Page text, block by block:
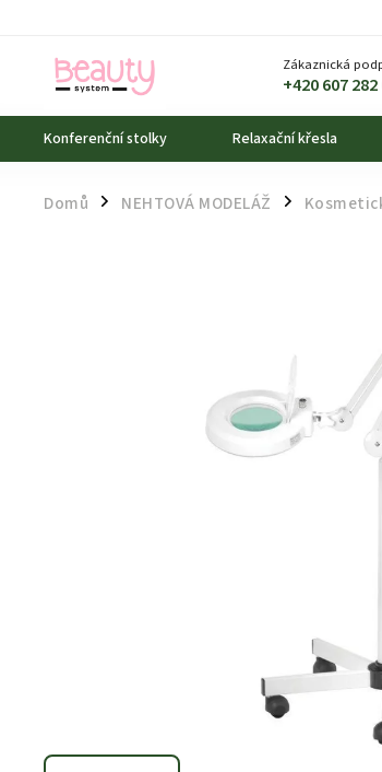
Zákaznická
+420 607 282
Konferenční stolky Relaxační křesla
Domů / NEHTOVÁ MODELÁŽ /